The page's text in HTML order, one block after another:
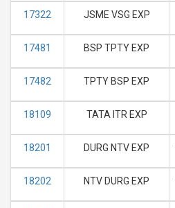
17322 JSME VSG EXP
17481 BSP TPTY EXP
17482 TPTY BSP EXP
18109 TATA ITR EXP
18201 DURG NTV EXP
18202 NTV DURG EXP